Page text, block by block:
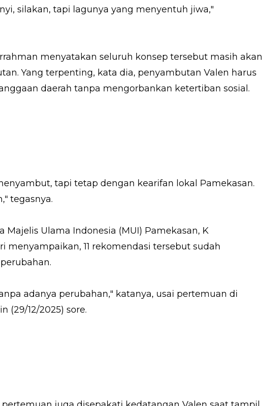
silakan, tapi lagunya yang menyentuh jiwa,"
menyatakan seluruh konsep tersebut masih akan
Yang terpenting, kata dia, penyambutan Valen harus
daerah tanpa mengorbankan ketertiban sosial.
tapi tetap dengan kearifan lokal Pamekasan.
tegasnya.
Majelis Ulama Indonesia (MUI) Pamekasan, K
menyampaikan, 11 rekomendasi tersebut sudah
adanya perubahan," katanya, usai pertemuan di
(29/12/2025) sore.